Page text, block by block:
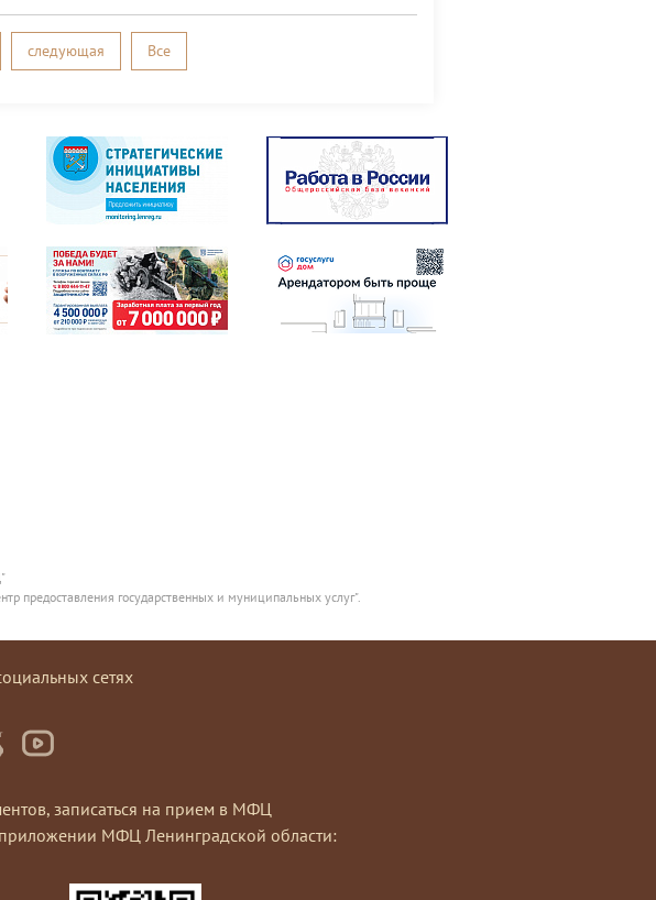
следующая Все
предоставления государственных и муниципальных услуг".
сетях
записаться на прием в МФЦ
МФЦ Ленинградской области: